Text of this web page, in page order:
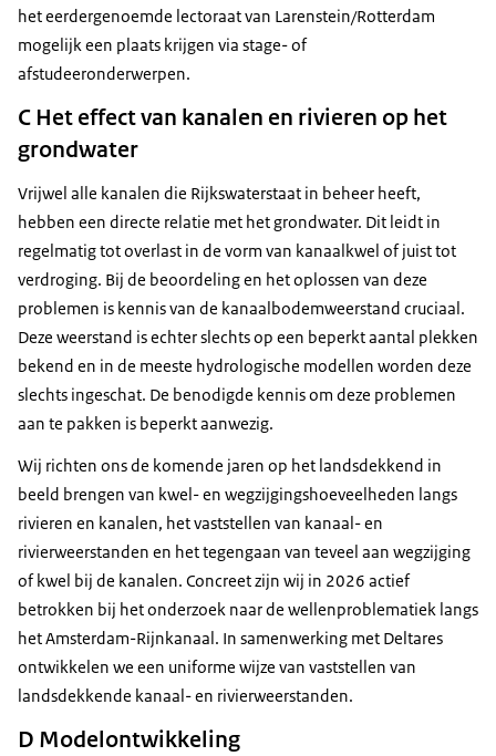
het eerdergenoemde lectoraat van Larenstein/Rotterdam
mogelijk een plaats krijgen via stage- of
afstudeeronderwerpen.
C Het effect van kanalen en rivieren op het
grondwater
Vrijwel alle kanalen die Rijkswaterstaat in beheer heeft,
hebben een directe relatie met het grondwater. Dit leidt in
regelmatig tot overlast in de vorm van kanaalkwel of juist tot
verdroging. Bij de beoordeling en het oplossen van deze
problemen is kennis van de kanaalbodemweerstand cruciaal.
Deze weerstand is echter slechts op een beperkt aantal plekken
bekend en in de meeste hydrologische modellen worden deze
slechts ingeschat. De benodigde kennis om deze problemen
aan te pakken is beperkt aanwezig.
Wij richten ons de komende jaren op het landsdekkend in
beeld brengen van kwel- en wegzijgingshoeveelheden langs
rivieren en kanalen, het vaststellen van kanaal- en
rivierweerstanden en het tegengaan van teveel aan wegzijging
of kwel bij de kanalen. Concreet zijn wij in 2026 actief
betrokken bij het onderzoek naar de wellenproblematiek langs
het Amsterdam-Rijnkanaal. In samenwerking met Deltares
ontwikkelen we een uniforme wijze van vaststellen van
landsdekkende kanaal- en rivierweerstanden.
D Modelontwikkeling